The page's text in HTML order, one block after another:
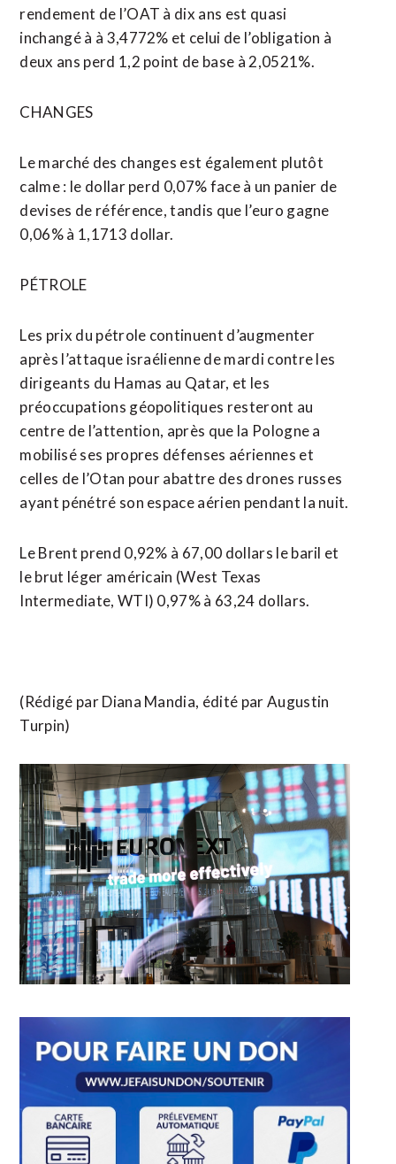
rendement de l’OAT à dix ans est quasi
inchangé à à 3,4772% et celui de l’obligation à
deux ans perd 1,2 point de base à 2,0521%.
CHANGES
Le marché des changes est également plutôt
calme : le dollar perd 0,07% face à un panier de
devises de référence, tandis que l’euro gagne
0,06% à 1,1713 dollar.
PÉTROLE
Les prix du pétrole continuent d’augmenter
après l’attaque israélienne de mardi contre les
dirigeants du Hamas au Qatar, et les
préoccupations géopolitiques resteront au
centre de l’attention, après que la Pologne a
mobilisé ses propres défenses aériennes et
celles de l’Otan pour abattre des drones russes
ayant pénétré son espace aérien pendant la nuit.
Le Brent prend 0,92% à 67,00 dollars le baril et
le brut léger américain (West Texas
Intermediate, WTI) 0,97% à 63,24 dollars.
(Rédigé par Diana Mandia, édité par Augustin
Turpin)